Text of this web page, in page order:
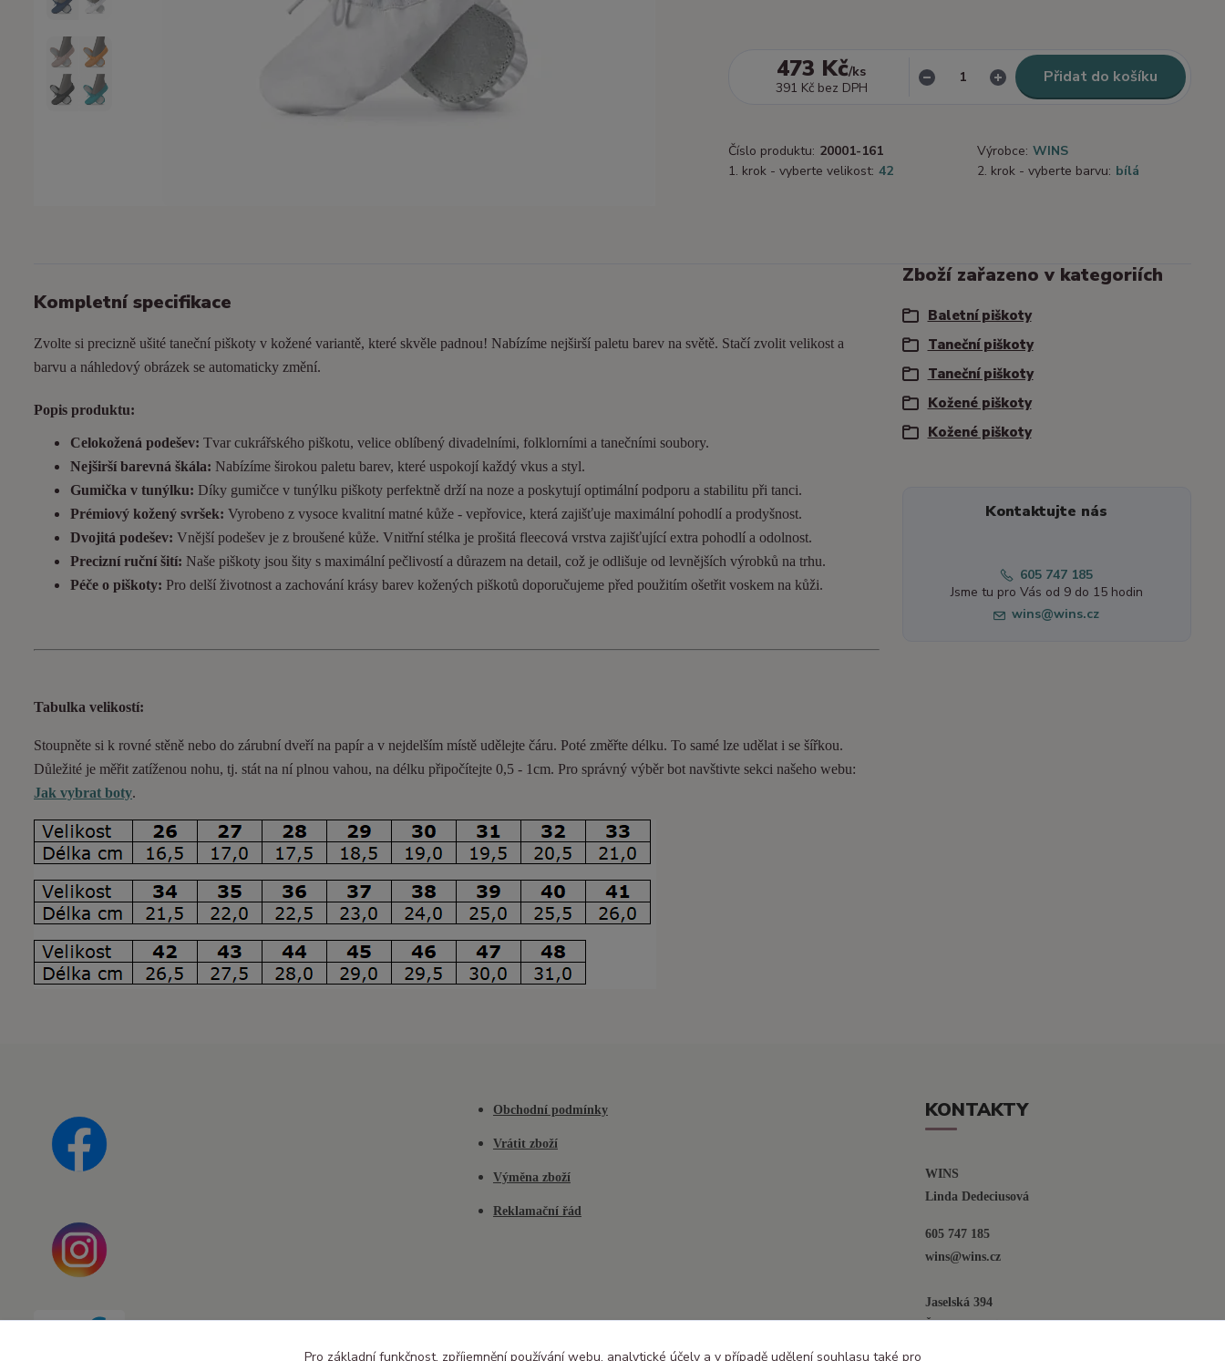
473 Kč/ks
391 Kč bez DPH
Přidat do košíku
Číslo produktu: 20001-161 Výrobce: WINS
1. krok - vyberte velikost: 42 2. krok - vyberte barvu: bílá
Kompletní specifikace
Zvolte si precizně ušité taneční piškoty v kožené variantě, které skvěle padnou! Nabízíme nejširší paletu barev na světě. Stačí zvolit velikost a
barvu a náhledový obrázek se automaticky změní.
Popis produktu:
Celokožená podešev: Tvar cukrářského piškotu, velice oblíbený divadelními, folklorními a tanečními soubory.
Nejširší barevná škála: Nabízíme širokou paletu barev, které uspokojí každý vkus a styl.
Gumička v tunýlku: Díky gumičce v tunýlku piškoty perfektně drží na noze a poskytují optimální podporu a stabilitu při tanci.
Prémiový kožený svršek: Vyrobeno z vysoce kvalitní matné kůže - vepřovice, která zajišťuje maximální pohodlí a prodyšnost.
Dvojitá podešev: Vnější podešev je z broušené kůže. Vnitřní stélka je prošitá fleecová vrstva zajišťující extra pohodlí a odolnost.
Precizní ruční šití: Naše piškoty jsou šity s maximální pečlivostí a důrazem na detail, což je odlišuje od levnějších výrobků na trhu.
Péče o piškoty: Pro delší životnost a zachování krásy barev kožených piškotů doporučujeme před použitím ošetřit voskem na kůži.
Tabulka velikostí:
Stoupněte si k rovné stěně nebo do zárubní dveří na papír a v nejdelším místě udělejte čáru. Poté změřte délku. To samé lze udělat i se šířkou.
Důležité je měřit zatíženou nohu, tj. stát na ní plnou vahou, na délku připočítejte 0,5 - 1cm. Pro správný výběr bot navštivte sekci našeho webu:
Jak vybrat boty.
Zboží zařazeno v kategoriích
Baletní piškoty
Taneční piškoty
Taneční piškoty
Kožené piškoty
Kožené piškoty
Kontaktujte nás
605 747 185
Jsme tu pro Vás od 9 do 15 hodin
wins@wins.cz
Obchodní podmínky
Vrátit zboží
Výměna zboží
Reklamační řád
KONTAKTY
WINS
Linda Dedeciusová
605 747 185
wins@wins.cz
Jaselská 394
Šenov u N. Jičína
Pro základní funkčnost, zpříjemnění používání webu, analytické účely a v případě udělení souhlasu také pro